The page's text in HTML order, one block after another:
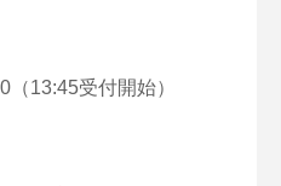
13:45受付開始）